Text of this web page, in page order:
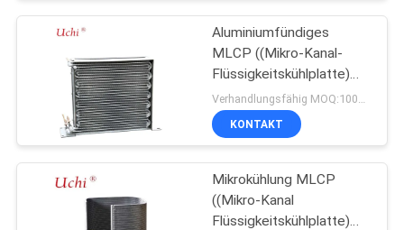
QUALITÄTSKONTROLLE
TRETEN
MIT
Thermisch
geschützter Varistor
Aluminiumfündiges
MLCP ((Mikro-Kanal-
Flüssigkeitskühlplatte)
Mikrokühlverdampfer)
KONTAKT
Mikrokühlung MLCP
((Mikro-Kanal
Flüssigkeitskühlplatte)